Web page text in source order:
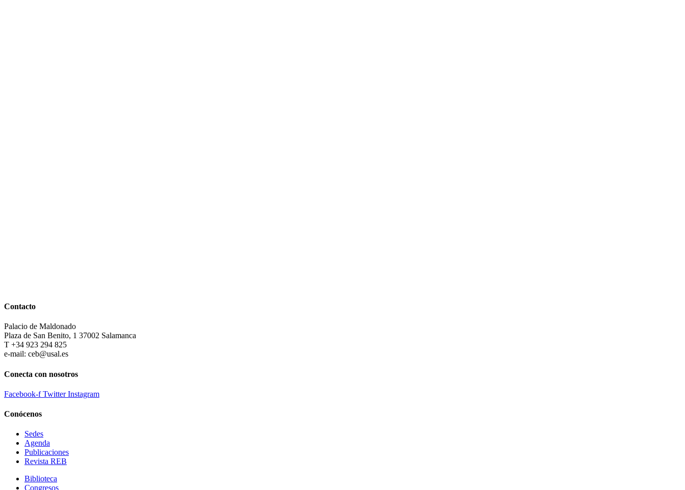
Contacto
Palacio de Maldonado
Plaza de San Benito, 1 37002 Salamanca
T +34 923 294 825
e-mail: ceb@usal.es
Conecta con nosotros
Facebook-f Twitter Instagram
Conócenos
Sedes
Agenda
Publicaciones
Revista REB
Biblioteca
Congresos